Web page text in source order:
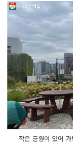
작은 공원이 있어